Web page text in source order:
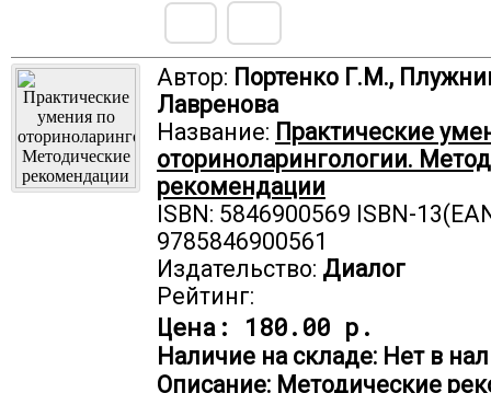
Автор: Портенко Г.М.,
Лавренова
Название: Практические
оториноларингологии.
рекомендации
ISBN: 5846900569 ISBN-
9785846900561
Издательство: Диалог
Рейтинг:
Цена: 180.00 р.
Наличие на складе: Нет в
Описание: Методические